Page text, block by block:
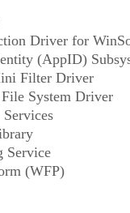
Driver for
(AppID)
Filter Driver
System Driver
Service
(WFP)